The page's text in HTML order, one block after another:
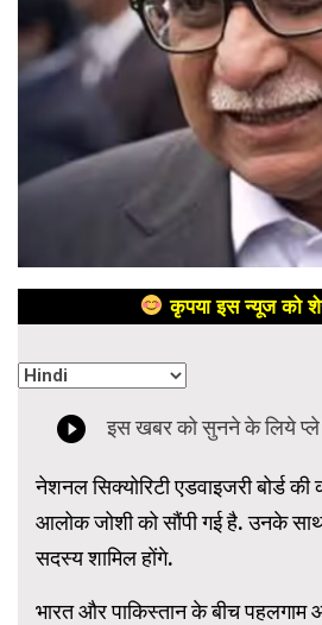
कृपया इस न्यूज को
नेशनल सिक्योरिटी एडवाइजरी बोर्ड की
आलोक जोशी को सौंपी गई है. उनके
सदस्य शामिल होंगे.
भारत और पाकिस्तान के बीच